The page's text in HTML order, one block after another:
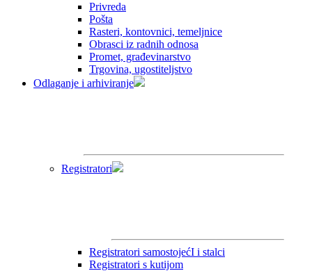
Privreda
Pošta
Rasteri, kontovnici, temeljnice
Obrasci iz radnih odnosa
Promet, građevinarstvo
Trgovina, ugostiteljstvo
Odlaganje i arhiviranje
Registratori
Registratori samostojećI i stalci
Registratori s kutijom